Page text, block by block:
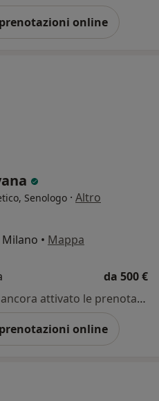
online
Senologo · Altro
Milano • Mappa
da 500 €
Questo dottore non ha ancora attivato le prenotazioni online presso questo indirizzo.
online